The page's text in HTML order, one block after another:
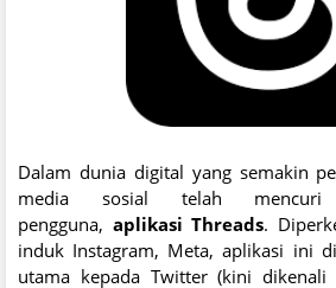
Dalam dunia digital yang semakin
media sosial telah mencuri
pengguna, aplikasi Threads.
induk Instagram, Meta, aplikasi ini
utama kepada Twitter (kini dikenali